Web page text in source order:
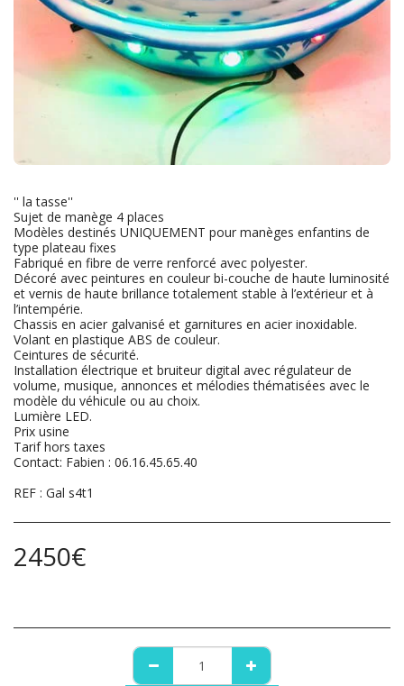
'' la tasse''
Sujet de manège 4 places
Modèles destinés UNIQUEMENT pour manèges enfantins de
type plateau fixes
Fabriqué en fibre de verre renforcé avec polyester.
Décoré avec peintures en couleur bi-couche de haute luminosité
et vernis de haute brillance totalement stable à l’extérieur et à
l’intempérie.
Chassis en acier galvanisé et garnitures en acier inoxidable.
Volant en plastique ABS de couleur.
Ceintures de sécurité.
Installation électrique et bruiteur digital avec régulateur de
volume, musique, annonces et mélodies thématisées avec le
modèle du véhicule ou au choix.
Lumière LED.
Prix usine
Tarif hors taxes
Contact: Fabien : 06.16.45.65.40
REF : Gal s4t1
2450€